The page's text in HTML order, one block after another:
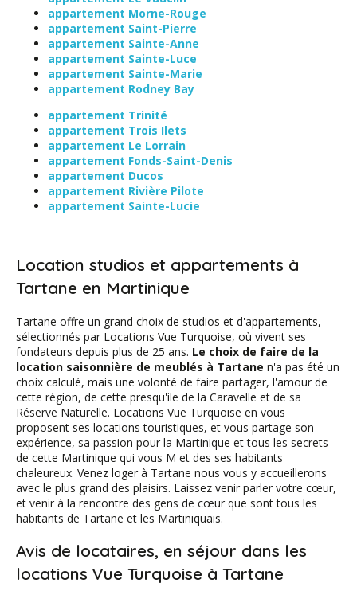
appartement Morne-Rouge
appartement Saint-Pierre
appartement Sainte-Anne
appartement Sainte-Luce
appartement Sainte-Marie
appartement Rodney Bay
appartement Trinité
appartement Trois Ilets
appartement Le Lorrain
appartement Fonds-Saint-Denis
appartement Ducos
appartement Rivière Pilote
appartement Sainte-Lucie
Location studios et appartements à
Tartane en Martinique
Tartane offre un grand choix de studios et d'appartements,
sélectionnés par Locations Vue Turquoise, où vivent ses
fondateurs depuis plus de 25 ans. Le choix de faire de la
location saisonnière de meublés à Tartane n'a pas été un
choix calculé, mais une volonté de faire partager, l'amour de
cette région, de cette presqu'ile de la Caravelle et de sa
Réserve Naturelle. Locations Vue Turquoise en vous
proposent ses locations touristiques, et vous partage son
expérience, sa passion pour la Martinique et tous les secrets
de cette Martinique qui vous M et des ses habitants
chaleureux. Venez loger à Tartane nous vous y accueillerons
avec le plus grand des plaisirs. Laissez venir parler votre cœur,
et venir à la rencontre des gens de cœur que sont tous les
habitants de Tartane et les Martiniquais.
Avis de locataires, en séjour dans les
locations Vue Turquoise à Tartane